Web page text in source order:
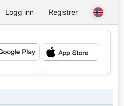
Logg inn Registrer